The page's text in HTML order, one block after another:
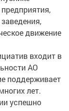
движение
входит в
АО
поддерживает
лет.
успешно